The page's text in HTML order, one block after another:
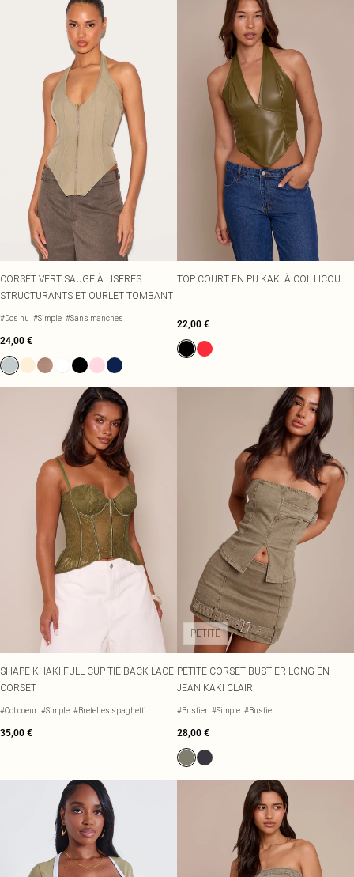
CORSET VERT SAUGE À LISÉRÉS
STRUCTURANTS ET OURLET TOMBANT
#Dos nu #Simple #Sans manches
24,00 €
TOP COURT EN PU KAKI À COL LICOU
22,00 €
SHAPE KHAKI FULL CUP TIE BACK LACE
CORSET
#Col coeur #Simple #Bretelles spaghetti
35,00 €
PETITE
PETITE CORSET BUSTIER LONG EN
JEAN KAKI CLAIR
#Bustier #Simple #Bustier
28,00 €